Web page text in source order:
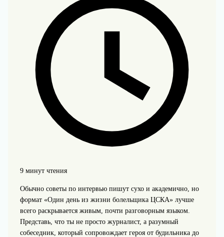
9 минут чтения
Обычно советы по интервью пишут сухо и академично, но
формат «Один день из жизни болельщика ЦСКА» лучше
всего раскрывается живым, почти разговорным языком.
Представь, что ты не просто журналист, а разумный
собеседник, который сопровождает героя от будильника до